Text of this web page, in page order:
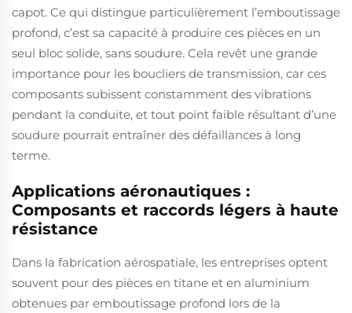
capot. Ce qui distingue particulièrement l’emboutissage
profond, c’est sa capacité à produire ces pièces en un
seul bloc solide, sans soudure. Cela revêt une grande
importance pour les boucliers de transmission, car ces
composants subissent constamment des vibrations
pendant la conduite, et tout point faible résultant d’une
soudure pourrait entraîner des défaillances à long
terme.
Applications aéronautiques :
Composants et raccords légers à haute
résistance
Dans la fabrication aérospatiale, les entreprises optent
souvent pour des pièces en titane et en aluminium
obtenues par emboutissage profond lors de la